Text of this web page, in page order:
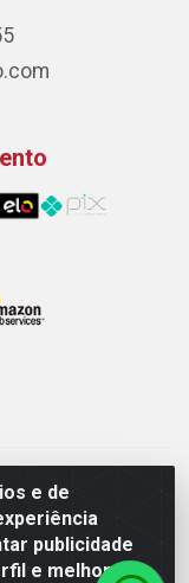
e de
publicidade
e melhorar a
LTDA -
Gp B1 Bl. 02 -
CEP 54.350-100 -